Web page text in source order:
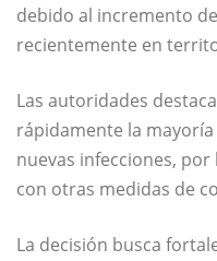
debido al incremento
recientemente en
Las autoridades
rápidamente la
nuevas infecciones,
con otras medidas de
La decisión busca